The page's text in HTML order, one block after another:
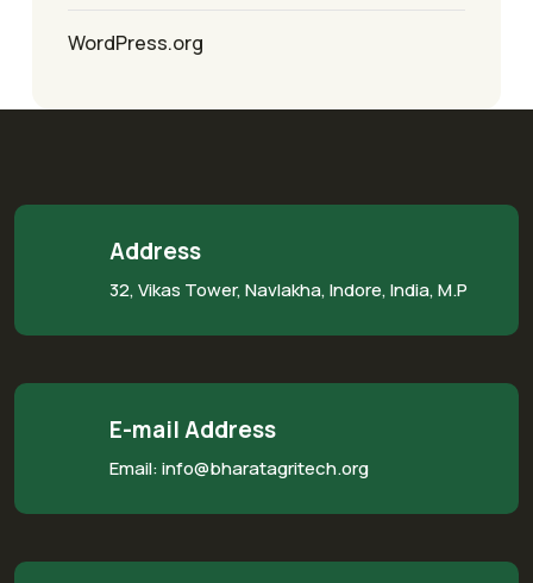
WordPress.org
Address
32, Vikas Tower, Navlakha, Indore, India, M.P
E-mail Address
Email: info@bharatagritech.org